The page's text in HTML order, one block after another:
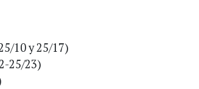
10 y 25/17)
25/23)